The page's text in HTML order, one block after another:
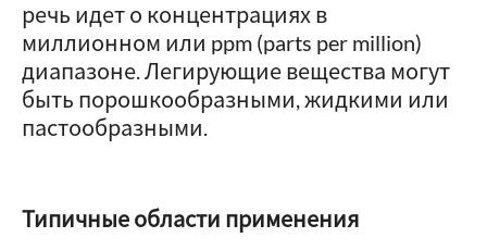
речь идет о концентрациях в
миллионном или ppm (parts per million)
диапазоне. Легирующие вещества могут
быть порошкообразными, жидкими или
пастообразными.
Типичные области применения